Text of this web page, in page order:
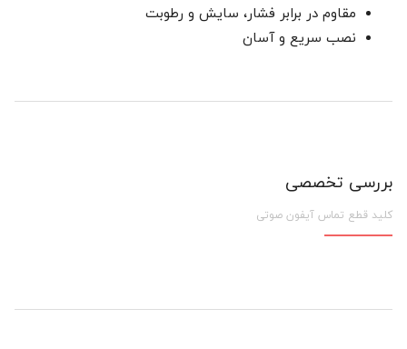
مقاوم در برابر فشار، سایش و رطوبت
نصب سریع و آسان
بررسی تخصصی
کلید قطع تماس آیفون صوتی